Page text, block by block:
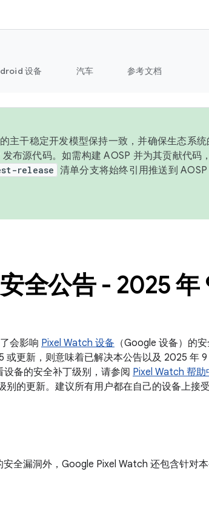
设备 汽车 参考文档
主干稳定开发模型保持一致，并确保生态系
布源代码。如需构建 AOSP 并为其贡献代码
release 清单分支将始终引用推送到
全公告 - 2025 年
会影响 Pixel Watch 设备 （Google 设备）的
更新，则意味着已解决本公告以及 2025 年
备的安全补丁级别，请参阅 Pixel Watch 帮助
的更新。建议所有用户都在自己的设备上接
全漏洞外，Google Pixel Watch 还包含针对